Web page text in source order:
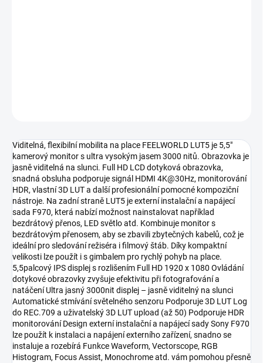
Viditelná, flexibilní mobilita na place FEELWORLD LUT5 je 5,5"
kamerový monitor s ultra vysokým jasem 3000 nitů. Obrazovka je
jasně viditelná na slunci. Full HD LCD dotyková obrazovka,
snadná obsluha podporuje signál HDMI 4K@30Hz, monitorování
HDR, vlastní 3D LUT a další profesionální pomocné kompoziční
nástroje. Na zadní straně LUT5 je externí instalační a napájecí
sada F970, která nabízí možnost nainstalovat například
bezdrátový přenos, LED světlo atd. Kombinuje monitor s
bezdrátovým přenosem, aby se zbavili zbytečných kabelů, což je
ideální pro sledování režiséra i filmový štáb. Díky kompaktní
velikosti lze použít i s gimbalem pro rychlý pohyb na place.
5,5palcový IPS displej s rozlišením Full HD 1920 x 1080 Ovládání
dotykové obrazovky zvyšuje efektivitu při fotografování a
natáčení Ultra jasný 3000nit displej – jasně viditelný na slunci
Automatické stmívání světelného senzoru Podporuje 3D LUT Log
do REC.709 a uživatelský 3D LUT upload (až 50) Podporuje HDR
monitorování Design externí instalační a napájecí sady Sony F970
lze použít k instalaci a napájení externího zařízení, snadno se
instaluje a rozebírá Funkce Waveform, Vectorscope, RGB
Histogram, Focus Assist, Monochrome atd. vám pomohou přesně